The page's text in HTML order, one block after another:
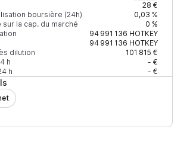
28 €
boursière (24h)
0,03 %
la cap. du marché
0 %
94 991 136 HOTKEY
94 991 136 HOTKEY
dilution
101 815 €
h
- €
h
- €